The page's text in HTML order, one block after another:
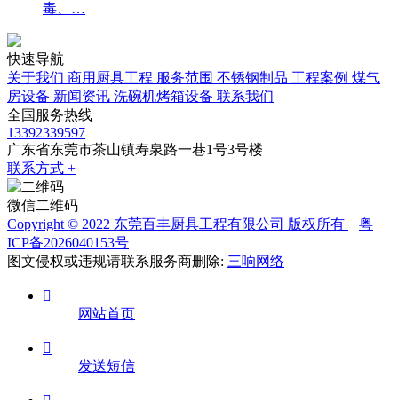
毒、…
快速导航
关于我们 商用厨具工程 服务范围 不锈钢制品 工程案例 煤气
房设备 新闻资讯 洗碗机烤箱设备 联系我们
全国服务热线
13392339597
广东省东莞市茶山镇寿泉路一巷1号3号楼
联系方式 +
微信二维码
Copyright © 2022 东莞百丰厨具工程有限公司 版权所有
粤
ICP备2026040153号
图文侵权或违规请联系服务商删除: 三响网络

网站首页

发送短信